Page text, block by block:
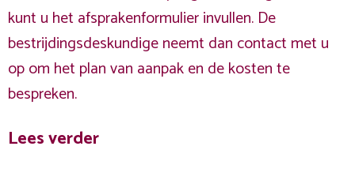
kunt u het afsprakenformulier invullen. De
bestrijdingsdeskundige neemt dan contact met u
op om het plan van aanpak en de kosten te
bespreken.
Lees verder